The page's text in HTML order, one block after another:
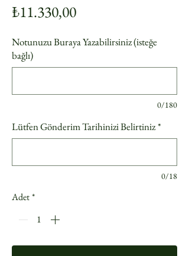
₺11.330,00Fiyat
Notunuzu Buraya Yazabilirsiniz (isteğe
bağlı)
0/180
Lütfen Gönderim Tarihinizi Belirtiniz*
0/18
Adet*